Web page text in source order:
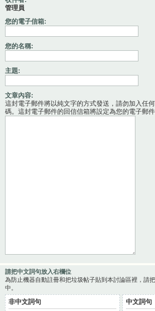
管理員
您的電子信箱:
您的名稱:
主題:
文章內容:
這封電子郵件將以純文字的方式發送，請勿加入任
碼。這封電子郵件的回信信箱將設定為您的電子郵件
請把中文詞句放入右欄位
為防止機器自動註冊和把垃圾帖子貼到本討論區裡，請
中。
非中文詞句 中文詞句